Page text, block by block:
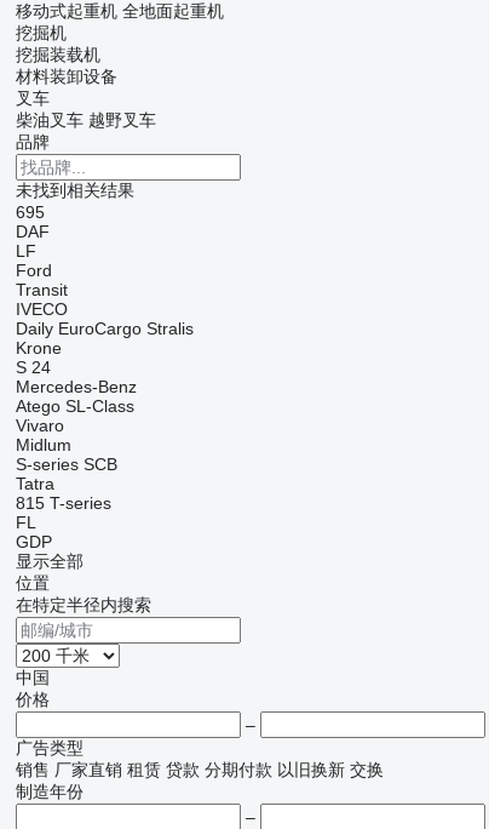
移动式起重机 全地面起重机
挖掘机
挖掘装载机
材料装卸设备
叉车
柴油叉车 越野叉车
品牌
未找到相关结果
695
DAF
LF
Ford
Transit
IVECO
Daily EuroCargo Stralis
Krone
S 24
Mercedes-Benz
Atego SL-Class
Vivaro
Midlum
S-series SCB
Tatra
815 T-series
FL
GDP
显示全部
位置
在特定半径内搜索
中国
价格
–
广告类型
销售 厂家直销 租赁 贷款 分期付款 以旧换新 交换
制造年份
–